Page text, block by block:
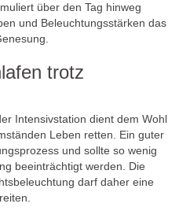
über den Tag hinweg
und Beleuchtungsstärken das
trotz
Intensivstation dient dem Wohl
Leben retten. Ein guter
und sollte so wenig
beeinträchtigt werden. Die
darf daher eine